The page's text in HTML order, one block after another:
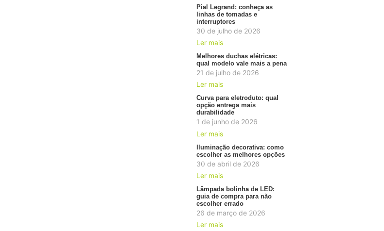
Pial Legrand: conheça as
linhas de tomadas e
interruptores
30 de julho de 2026
Ler mais
Melhores duchas elétricas:
qual modelo vale mais a pena
21 de julho de 2026
Ler mais
Curva para eletroduto: qual
opção entrega mais
durabilidade
1 de junho de 2026
Ler mais
Iluminação decorativa: como
escolher as melhores opções
30 de abril de 2026
Ler mais
Lâmpada bolinha de LED:
guia de compra para não
escolher errado
26 de março de 2026
Ler mais